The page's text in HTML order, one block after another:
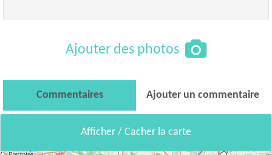
Ajouter des photos
Commentaires Ajouter un commentaire
Afficher / Cacher la carte